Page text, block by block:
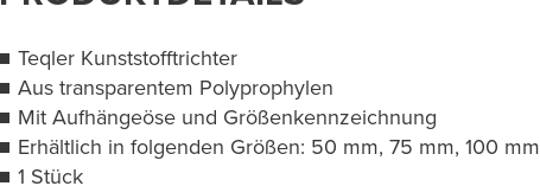
Teqler Kunststofftrichter
Aus transparentem Polyprophylen
Mit Aufhängeöse und Größenkennzeichnung
Erhältlich in folgenden Größen: 50 mm, 75 mm, 100 mm
1 Stück